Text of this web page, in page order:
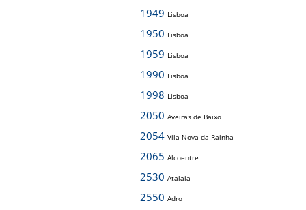
1949 Lisboa
1950 Lisboa
1959 Lisboa
1990 Lisboa
1998 Lisboa
2050 Aveiras de Baixo
2054 Vila Nova da Rainha
2065 Alcoentre
2530 Atalaia
2550 Adro